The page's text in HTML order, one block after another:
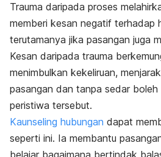
Trauma daripada proses
memberi kesan negatif terhadap
terutamanya jika pasangan juga
Kesan daripada trauma
menimbulkan kekeliruan,
pasangan dan tanpa sedar
peristiwa tersebut.
Kaunseling hubungan dapat
seperti ini. Ia membantu